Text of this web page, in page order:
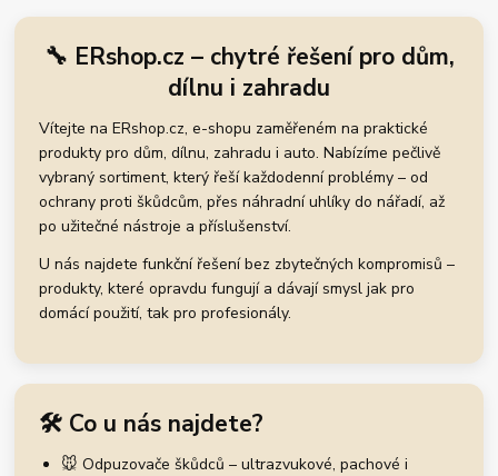
🔧 ERshop.cz – chytré řešení pro dům,
dílnu i zahradu
Vítejte na ERshop.cz, e-shopu zaměřeném na praktické
produkty pro dům, dílnu, zahradu i auto. Nabízíme pečlivě
vybraný sortiment, který řeší každodenní problémy – od
ochrany proti škůdcům, přes náhradní uhlíky do nářadí, až
po užitečné nástroje a příslušenství.
U nás najdete funkční řešení bez zbytečných kompromisů –
produkty, které opravdu fungují a dávají smysl jak pro
domácí použití, tak pro profesionály.
🛠️ Co u nás najdete?
🐭 Odpuzovače škůdců – ultrazvukové, pachové i